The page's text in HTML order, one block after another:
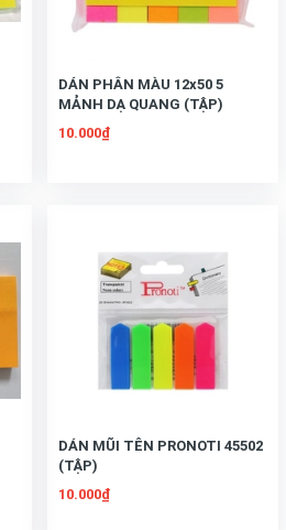
DÁN PHÂN MÀU 12x50 5
MẢNH DẠ QUANG (TẬP)
10.000₫
DÁN MŨI TÊN PRONOTI 45502
(TẬP)
10.000₫